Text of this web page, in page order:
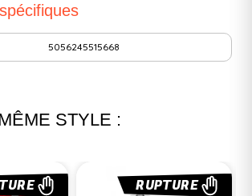
5056245515668
STYLE :
NOUVEAU